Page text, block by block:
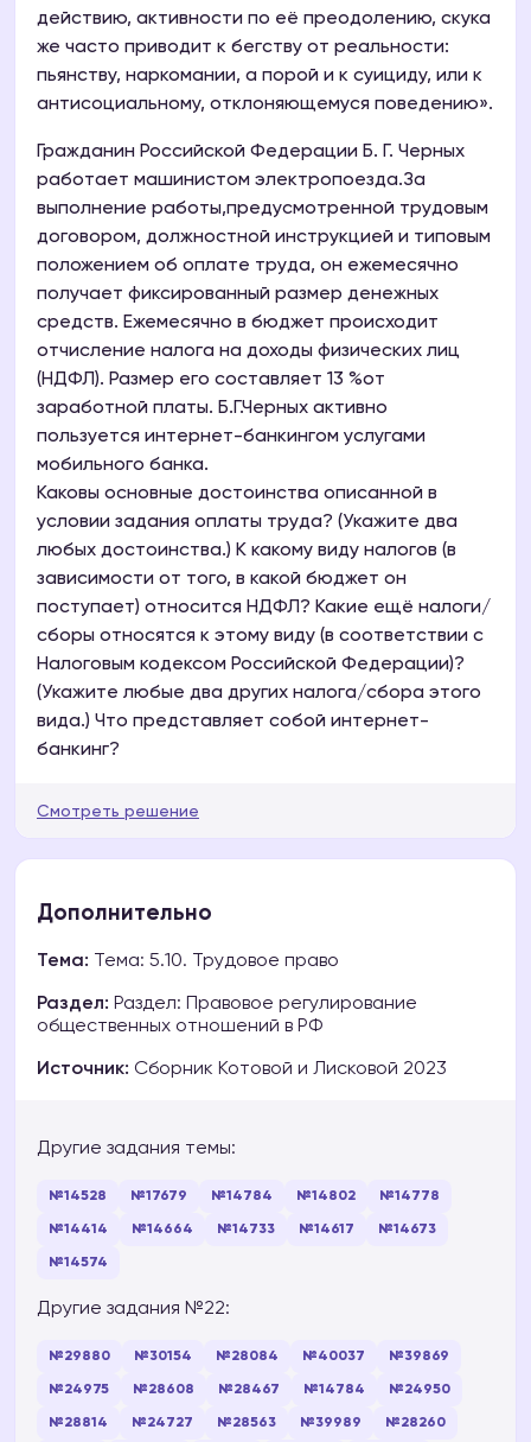
действию, активности по её преодолению, скука
же часто приводит к бегству от реальности:
пьянству, наркомании, а порой и к суициду, или к
антисоциальному, отклоняющемуся поведению».
Гражданин Российской Федерации Б. Г. Черных
работает машинистом электропоезда.За
выполнение работы,предусмотренной трудовым
договором, должностной инструкцией и типовым
положением об оплате труда, он ежемесячно
получает фиксированный размер денежных
средств. Ежемесячно в бюджет происходит
отчисление налога на доходы физических лиц
(НДФЛ). Размер его составляет 13 %от
заработной платы. Б.Г.Черных активно
пользуется интернет-банкингом услугами
мобильного банка.
Каковы основные достоинства описанной в
условии задания оплаты труда? (Укажите два
любых достоинства.) К какому виду налогов (в
зависимости от того, в какой бюджет он
поступает) относится НДФЛ? Какие ещё налоги/
сборы относятся к этому виду (в соответствии с
Налоговым кодексом Российской Федерации)?
(Укажите любые два других налога/сбора этого
вида.) Что представляет собой интернет-
банкинг?
Смотреть решение
Дополнительно
Тема: Тема: 5.10. Трудовое право
Раздел: Раздел: Правовое регулирование
общественных отношений в РФ
Источник: Сборник Котовой и Лисковой 2023
Другие задания темы:
№14528 №17679 №14784 №14802 №14778
№14414 №14664 №14733 №14617 №14673
№14574
Другие задания №22:
№29880 №30154 №28084 №40037 №39869
№24975 №28608 №28467 №14784 №24950
№28814 №24727 №28563 №39989 №28260